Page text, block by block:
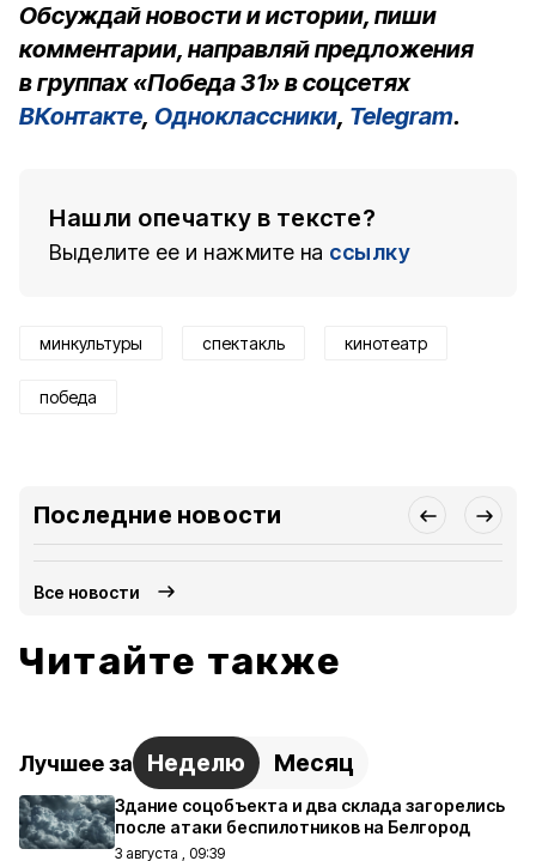
Обсуждай новости и истории, пиши
комментарии, направляй предложения
в группах «Победа 31» в соцсетях
ВКонтакте, Одноклассники, Telegram.
Нашли опечатку в тексте?
Выделите ее и нажмите на ссылку
минкультуры спектакль кинотеатр
победа
Последние новости
Все новости
Читайте также
Лучшее за Неделю Месяц
Здание соцобъекта и два склада загорелись
после атаки беспилотников на Белгород
3 августа , 09:39